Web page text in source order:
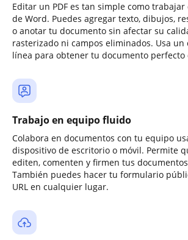
Editar un PDF es tan simple como
de Word. Puedes agregar texto, dibujos,
o anotar tu documento sin afectar su
rasterizado ni campos eliminados. Usa un
línea para obtener tu documento perfecto
Trabajo en equipo fluido
Colabora en documentos con tu equipo
dispositivo de escritorio o móvil. Permite
editen, comenten y firmen tus
También puedes hacer tu formulario
URL en cualquier lugar.